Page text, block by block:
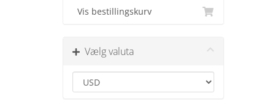
Vis bestillingskurv
Vælg valuta